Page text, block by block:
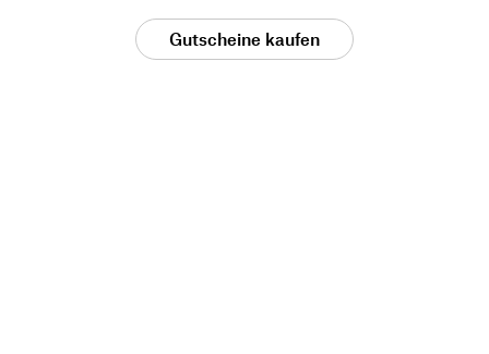
Gutscheine kaufen